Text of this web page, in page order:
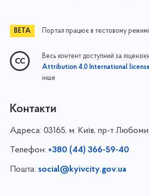
Портал працює в тестовому режимі
Весь контент доступний за
Attribution 4.0 International
інше
Контакти
Адреса: 03165, м. Київ, пр-т
Телефон: +380 (44) 366-59-40
Пошта: social@kyivcity.gov.ua